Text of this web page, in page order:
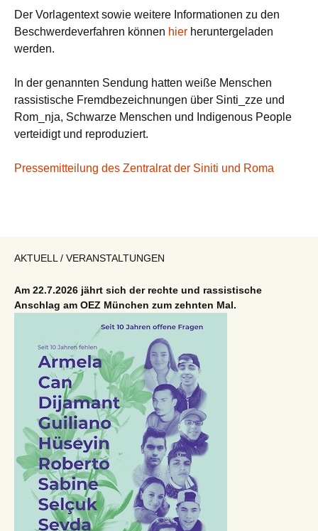
Der Vorlagentext sowie weitere Informationen zu den
Beschwerdeverfahren können hier heruntergeladen
werden.
In der genannten Sendung hatten weiße Menschen
rassistische Fremdbezeichnungen über Sinti_zze und
Rom_nja, Schwarze Menschen und Indigenous People
verteidigt und reproduziert.
Pressemitteilung des Zentralrat der Siniti und Roma
AKTUELL / VERANSTALTUNGEN
Am 22.7.2026 jährt sich der rechte und rassistische
Anschlag am OEZ München zum zehnten Mal.